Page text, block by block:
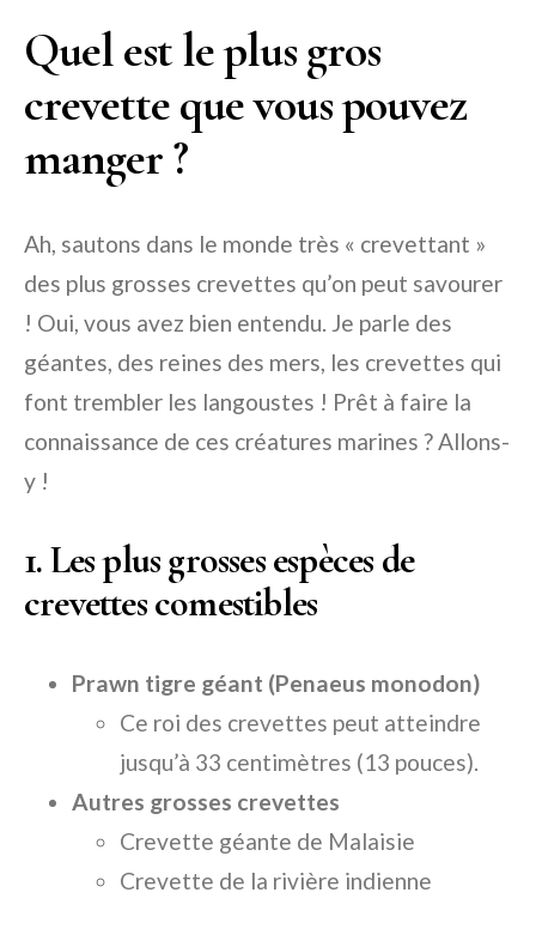
Quel est le plus gros
crevette que vous pouvez
manger ?
Ah, sautons dans le monde très « crevettant »
des plus grosses crevettes qu’on peut savourer
! Oui, vous avez bien entendu. Je parle des
géantes, des reines des mers, les crevettes qui
font trembler les langoustes ! Prêt à faire la
connaissance de ces créatures marines ? Allons-
y !
1. Les plus grosses espèces de
crevettes comestibles
Prawn tigre géant (Penaeus monodon)
Ce roi des crevettes peut atteindre
jusqu’à 33 centimètres (13 pouces).
Autres grosses crevettes
Crevette géante de Malaisie
Crevette de la rivière indienne